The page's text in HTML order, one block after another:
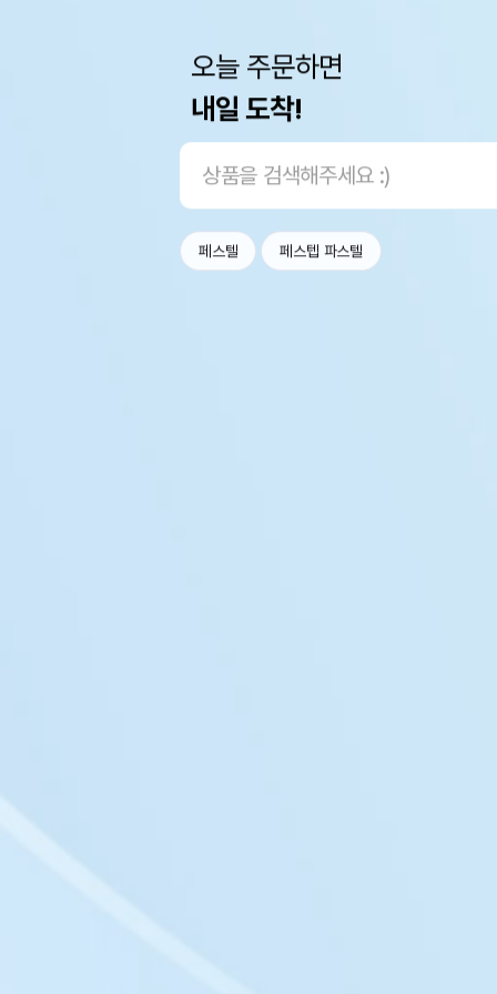
오늘 주문하면
내일 도착!
페스텔 페스텝 파스텔